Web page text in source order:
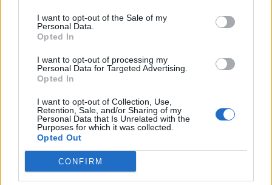
I want to opt-out of the Sale of my
Personal Data.
Opted In
I want to opt-out of processing my
Personal Data for Targeted Advertising.
Opted In
I want to opt-out of Collection, Use,
Retention, Sale, and/or Sharing of my
Personal Data that Is Unrelated with the
Purposes for which it was collected.
Opted Out
CONFIRM
AZIENDE E MERCATI
Redazione
customer care al Netcomm Forum 2026